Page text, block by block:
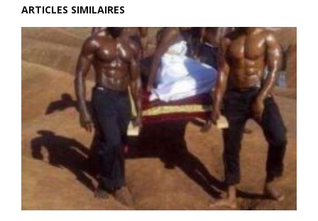
ARTICLES SIMILAIRES